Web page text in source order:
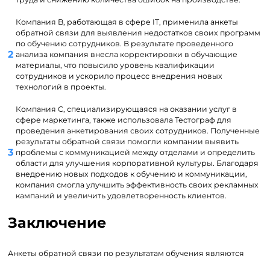
Компания B, работающая в сфере IT, применила анкеты
обратной связи для выявления недостатков своих программ
по обучению сотрудников. В результате проведенного
анализа компания внесла корректировки в обучающие
материалы, что повысило уровень квалификации
сотрудников и ускорило процесс внедрения новых
технологий в проекты.
Компания C, специализирующаяся на оказании услуг в
сфере маркетинга, также использовала Тестограф для
проведения анкетирования своих сотрудников. Полученные
результаты обратной связи помогли компании выявить
проблемы с коммуникацией между отделами и определить
области для улучшения корпоративной культуры. Благодаря
внедрению новых подходов к обучению и коммуникации,
компания смогла улучшить эффективность своих рекламных
кампаний и увеличить удовлетворенность клиентов.
Заключение
Анкеты обратной связи по результатам обучения являются